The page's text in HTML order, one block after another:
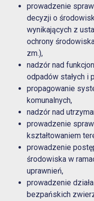
prowadzenie
decyzji o
wynikających z
ochrony
zm.),
nadzór nad
odpadów stałych i
propagowanie
komunalnych,
nadzór nad
prowadzenie
kształtowaniem
prowadzenie
środowiska w
uprawnień,
prowadzenie
bezpańskich